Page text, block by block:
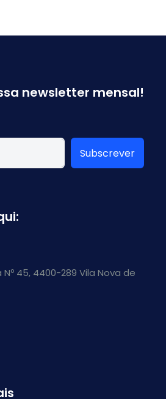
newsletter mensal!
Subscrever
45, 4400-289 Vila Nova de